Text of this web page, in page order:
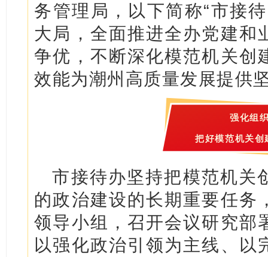
务管理局，以下简称“市接
大局，全面推进全办党建和
争优，不断深化模范机关创
效能为潮州高质量发展提供
强化组
把好模范机关创
市接待办坚持把模范机关
的政治建设的长期重要任务
领导小组，召开会议研究部
以强化政治引领为主线、以